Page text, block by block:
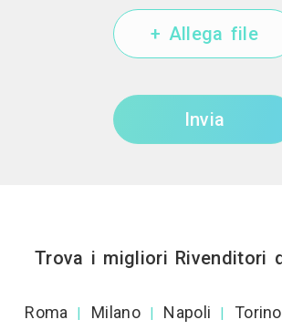
+ Allega file
Invia
Trova i migliori Rivenditori
Roma | Milano | Napoli | Torino